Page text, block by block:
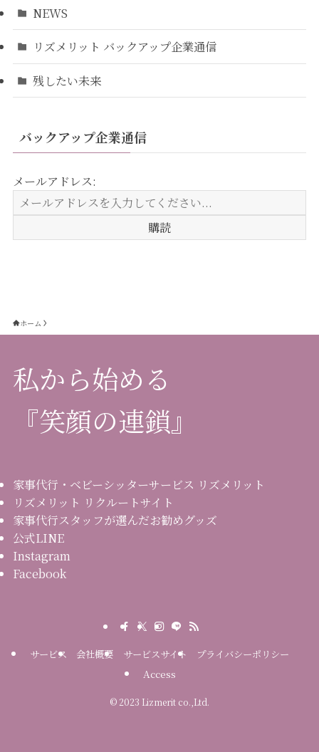
NEWS
リズメリット バックアップ企業通信
残したい未来
バックアップ企業通信
メールアドレス:
ホーム
私から始める
『笑顔の連鎖』
家事代行・ベビーシッターサービス リズメリット
リズメリット リクルートサイト
家事代行スタッフが選んだお勧めグッズ
公式LINE
Instagram
Facebook
サービス 会社概要 サービスサイト
プライバシーポリシー
Access
© 2023 Lizmerit co.,Ltd.